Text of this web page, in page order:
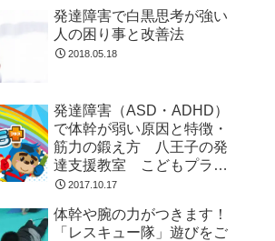
発達障害で白黒思考が強い
人の困り事と改善法
2018.05.18
発達障害（ASD・ADHD）
で体幹が弱い原因と特徴・
筋力の鍛え方 八王子の発
達支援教室 こどもプラス
の放課後等デイサービス
2017.10.17
体幹や腕の力がつきます！
「レスキュー隊」遊びをご